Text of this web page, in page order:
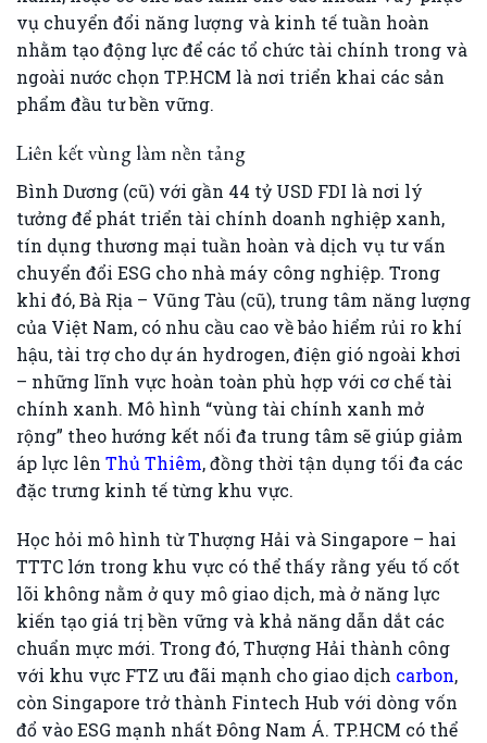
vụ chuyển đổi năng lượng và kinh tế tuần hoàn
nhằm tạo động lực để các tổ chức tài chính trong và
ngoài nước chọn TP.HCM là nơi triển khai các sản
phẩm đầu tư bền vững.
Liên kết vùng làm nền tảng
Bình Dương (cũ) với gần 44 tỷ USD FDI là nơi lý
tưởng để phát triển tài chính doanh nghiệp xanh,
tín dụng thương mại tuần hoàn và dịch vụ tư vấn
chuyển đổi ESG cho nhà máy công nghiệp. Trong
khi đó, Bà Rịa – Vũng Tàu (cũ), trung tâm năng lượng
của Việt Nam, có nhu cầu cao về bảo hiểm rủi ro khí
hậu, tài trợ cho dự án hydrogen, điện gió ngoài khơi
– những lĩnh vực hoàn toàn phù hợp với cơ chế tài
chính xanh. Mô hình “vùng tài chính xanh mở
rộng” theo hướng kết nối đa trung tâm sẽ giúp giảm
áp lực lên Thủ Thiêm, đồng thời tận dụng tối đa các
đặc trưng kinh tế từng khu vực.
Học hỏi mô hình từ Thượng Hải và Singapore – hai
TTTC lớn trong khu vực có thể thấy rằng yếu tố cốt
lõi không nằm ở quy mô giao dịch, mà ở năng lực
kiến tạo giá trị bền vững và khả năng dẫn dắt các
chuẩn mực mới. Trong đó, Thượng Hải thành công
với khu vực FTZ ưu đãi mạnh cho giao dịch carbon,
còn Singapore trở thành Fintech Hub với dòng vốn
đổ vào ESG mạnh nhất Đông Nam Á. TP.HCM có thể